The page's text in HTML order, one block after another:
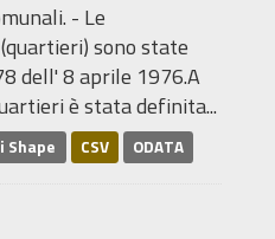
- Le
sono state
dell' 8 aprile 1976.A
è stata definita...
Shape CSV ODATA